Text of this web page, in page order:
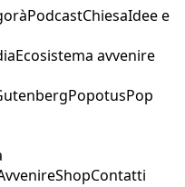
PodcastChiesaIdee e
Ecosistema avvenire
PopotusPop
ShopContatti